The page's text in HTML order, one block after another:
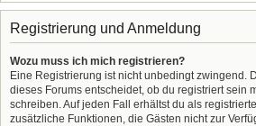
Registrierung und Anmeldung
Wozu muss ich mich registrieren?
Eine Registrierung ist nicht unbedingt zwingend.
dieses Forums entscheidet, ob du registriert sein
schreiben. Auf jeden Fall erhältst du als
zusätzliche Funktionen, die Gästen nicht zur